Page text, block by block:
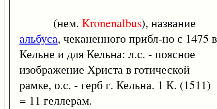
(нем. Kronenalbus), название
альбуса, чеканенного прибл-но с 1475 в
Кельне и для Кельна: л.с. - поясное
изображение Христа в готической
рамке, о.с. - герб г. Кельна. 1 К. (1511)
= 11 геллерам.